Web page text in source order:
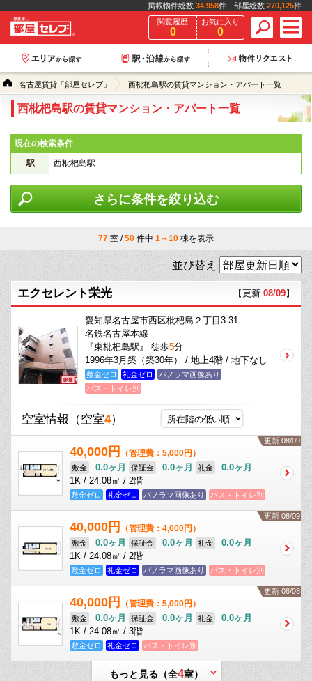
掲載物件総数 34,958件 部屋総数 270,125件
閲覧履歴
0
お気に入り
0
名古屋賃貸「部屋セレブ」 西枇杷島駅の賃貸マンション・アパート一覧
西枇杷島駅の賃貸マンション・アパート一覧
現在の検索条件
駅
西枇杷島駅
さらに条件を絞り込む
77 室 /50 件中 1～10 棟を表示
並び替え
エクセレント栄光 【更新 08/09】
愛知県名古屋市西区枇杷島２丁目3-31
名鉄名古屋本線
『東枇杷島駅』 徒歩5分
1996年3月築（築30年） / 地上4階 / 地下なし
敷金ゼロ 礼金ゼロ
パノラマ画像あり
バス・トイレ別
空室情報 （空室4）
更新 08/09
40,000円 （管理費：5,000円）
敷金 0.0ヶ月 保証金 0.0ヶ月 礼金
0.0ヶ月
1K / 24.08㎡ / 2階
敷金ゼロ 礼金ゼロ パノラマ画像あり バス・トイレ別
更新 08/09
40,000円 （管理費：4,000円）
敷金 0.0ヶ月 保証金 0.0ヶ月 礼金
0.0ヶ月
1K / 24.08㎡ / 2階
敷金ゼロ 礼金ゼロ パノラマ画像あり バス・トイレ別
更新 08/08
40,000円 （管理費：5,000円）
敷金 0.0ヶ月 保証金 0.0ヶ月 礼金
0.0ヶ月
1K / 24.08㎡ / 3階
敷金ゼロ 礼金ゼロ バス・トイレ別
もっと見る（全4室）